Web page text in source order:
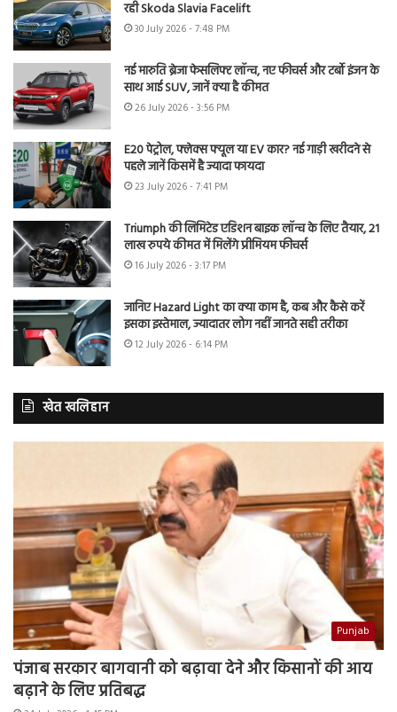
रही Skoda Slavia Facelift
30 July 2026 - 7:48 PM
नई मारुति ब्रेजा फेसलिफ्ट लॉन्च, नए फीचर्स और टर्बो इंजन के
साथ आई SUV, जानें क्या है कीमत
26 July 2026 - 3:56 PM
E20 पेट्रोल, फ्लेक्स फ्यूल या EV कार? नई गाड़ी खरीदने से
पहले जानें किसमें है ज्यादा फायदा
23 July 2026 - 7:41 PM
Triumph की लिमिटेड एडिशन बाइक लॉन्च के लिए तैयार, 21
लाख रुपये कीमत में मिलेंगे प्रीमियम फीचर्स
16 July 2026 - 3:17 PM
जानिए Hazard Light का क्या काम है, कब और कैसे करें
इसका इस्तेमाल, ज्यादातर लोग नहीं जानते सही तरीका
12 July 2026 - 6:14 PM
खेत खलिहान
Punjab
पंजाब सरकार बागवानी को बढ़ावा देने और किसानों की आय
बढ़ाने के लिए प्रतिबद्ध